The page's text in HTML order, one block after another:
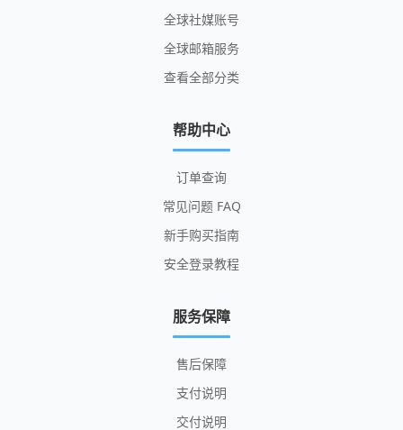
全球社媒账号
全球邮箱服务
查看全部分类
帮助中心
订单查询
常见问题 FAQ
新手购买指南
安全登录教程
服务保障
售后保障
支付说明
交付说明